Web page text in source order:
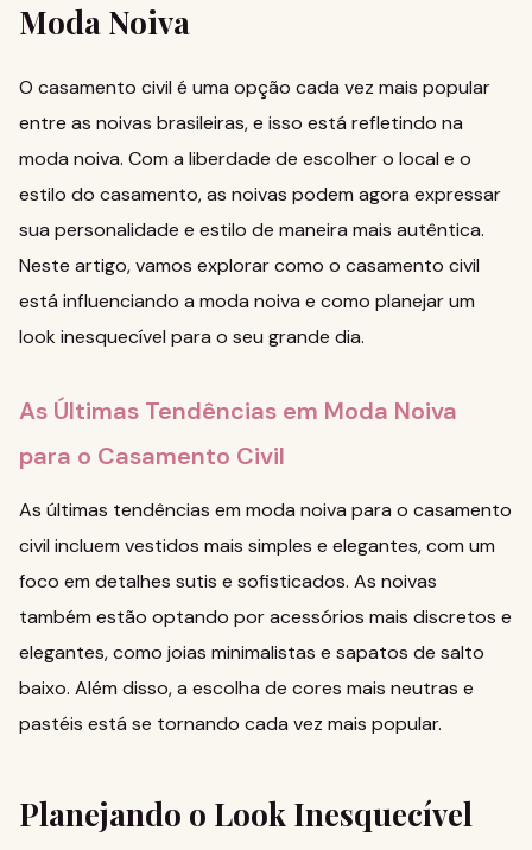
Moda Noiva
O casamento civil é uma opção cada vez mais popular
entre as noivas brasileiras, e isso está refletindo na
moda noiva. Com a liberdade de escolher o local e o
estilo do casamento, as noivas podem agora expressar
sua personalidade e estilo de maneira mais autêntica.
Neste artigo, vamos explorar como o casamento civil
está influenciando a moda noiva e como planejar um
look inesquecível para o seu grande dia.
As Últimas Tendências em Moda Noiva
para o Casamento Civil
As últimas tendências em moda noiva para o casamento
civil incluem vestidos mais simples e elegantes, com um
foco em detalhes sutis e sofisticados. As noivas
também estão optando por acessórios mais discretos e
elegantes, como joias minimalistas e sapatos de salto
baixo. Além disso, a escolha de cores mais neutras e
pastéis está se tornando cada vez mais popular.
Planejando o Look Inesquecível